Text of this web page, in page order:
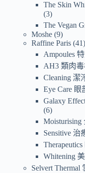
The Skin
3
The Vegan
Moshe 9
Raffine Paris 41
Ampoules
AH3 類肉毒
Cleaning 潔
Eye Care 眼
Galaxy
6
Moisturising
Sensitive 治
Whitening
Selvert Thermal